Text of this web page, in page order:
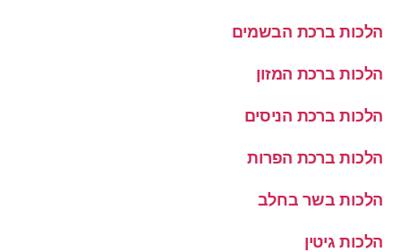
הלכות ברכת הבשמים
הלכות ברכת המזון
הלכות ברכת הניסים
הלכות ברכת הפרות
הלכות בשר בחלב
הלכות גיטין